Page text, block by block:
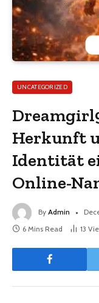
UNCATEGORIZED
Herkunft
Identität
Online-
By Admin
6 Mins Read
13